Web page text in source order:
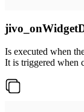
Is executed when
It is triggered when